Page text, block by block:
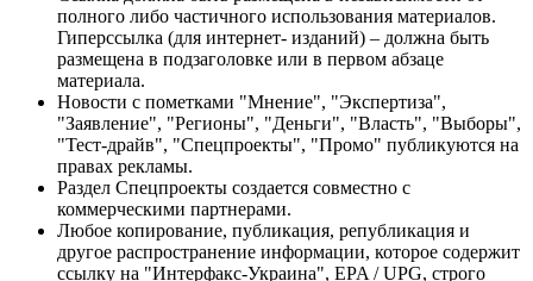
полного либо частичного использования материалов.
Гиперссылка (для интернет- изданий) – должна быть
размещена в подзаголовке или в первом абзаце
материала.
Новости с пометками "Мнение", "Экспертиза",
"Заявление", "Регионы", "Деньги", "Власть", "Выборы",
"Тест-драйв", "Спецпроекты", "Промо" публикуются на
правах рекламы.
Раздел Спецпроекты создается совместно с
коммерческими партнерами.
Любое копирование, публикация, републикация и
другое распространение информации, которое содержит
ссылку на "Интерфакс-Украина", EPA / UPG, строго